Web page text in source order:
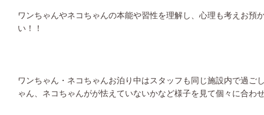
ワンちゃんやネコちゃんの本能や習性を理解し、心理も考えお預
い！！
ワンちゃん・ネコちゃんお泊り中はスタッフも同じ施設内で過ご
ゃん、ネコちゃんがが怯えていないかなど様子を見て個々に合わ